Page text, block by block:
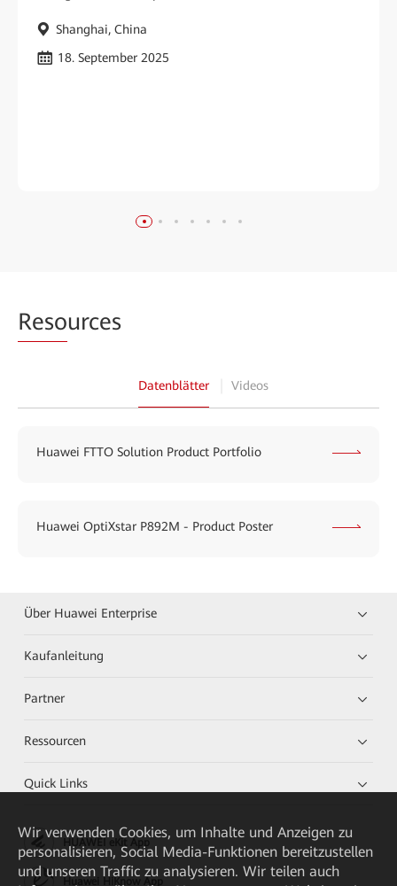
Shanghai, China
18. September 2025
Resources
Datenblätter Videos
Huawei FTTO Solution Product Portfolio
Huawei OptiXstar P892M - Product Poster
Über Huawei Enterprise
Kaufanleitung
Partner
Ressourcen
Quick Links
HUAWEI eKit App
Huawei HiKnow App
Wir verwenden Cookies, um Inhalte und Anzeigen zu
personalisieren, Social Media-Funktionen bereitzustellen
und unseren Traffic zu analysieren. Wir teilen auch